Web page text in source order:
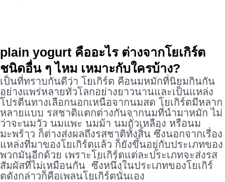
plain yogurt คืออะไร ต่างจากโยเกิร์ต
ชนิดอื่น ๆ ไหม เหมาะกับใครบ้าง?
เป็นที่ทราบกันดีว่า โยเกิร์ต คือนมหมักที่นิยมกินกัน
อย่างแพร่หลายทั่วโลกอย่างยาวนานและเป็นแหล่ง
โปรตีนทางเลือกนอกเหนือจากนมสด โยเกิร์ตมีหลาก
หลายแบบ รสชาติแตกต่างกันจากนมที่นำมาหมัก ไม่
ว่าจะนมวัว นมแพะ นมม้า นมถั่วเหลือง หรือนม
มะพร้าว ก็ต่างส่งผลถึงรสชาติทั้งสิ้น ซึ่งนอกจากเรื่อง
แหล่งที่มาของโยเกิร์ตแล้ว ก็ยังขึ้นอยู่กับประเภทของ
พวกมันอีกด้วย เพราะโยเกิร์ตแต่ละประเภทจะส่งรส
สัมผัสที่ไม่เหมือนกัน ซึ่งหนึ่งในประเภทของโยเกิร์
ตดังกล่าวก็คือเพลนโยเกิร์ตนั่นเอง